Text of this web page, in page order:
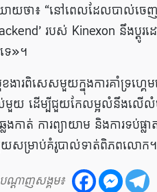
ាយថា៖ “នៅពេលដែលបាល់ចេ
របស់ Kinexon នឹងប្តូ
េ»។
ារពិសេសមួយក្នុងការគាំទ្រហ្គ
យ ដើម្បីជួយកែលម្អលំនឹងលើលំហ
ឆ្លងកាត់ ការព្យាយាម និងការ
យសម្រាប់គំរូបាល់ទាត់ពិភពលោក។
ណ្តាញសង្គម៖